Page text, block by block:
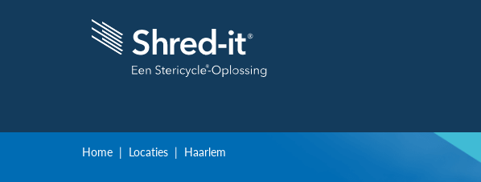
Home Locaties Haarlem